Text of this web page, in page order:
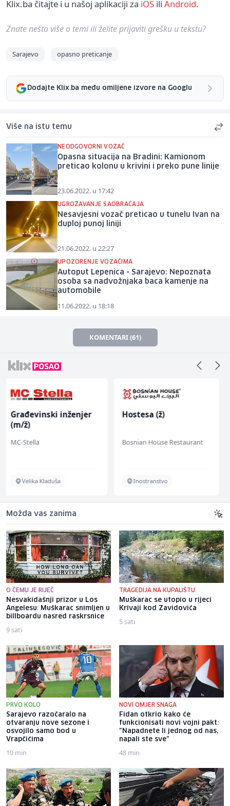
Klix.ba čitajte i u našoj aplikaciji za iOS ili Android.
Znate nešto više o temi ili želite prijaviti grešku u tekstu?
Sarajevo opasno preticanje
Dodajte Klix.ba među omiljene izvore na Googlu
Više na istu temu
NEODGOVORNI VOZAČ
Opasna situacija na Bradini: Kamionom
preticao kolonu u krivini i preko pune linije
23.06.2022. u 17:42
UGROŽAVANJE SAOBRAĆAJA
Nesavjesni vozač preticao u tunelu Ivan na
duploj punoj liniji
21.06.2022. u 22:27
UPOZORENJE VOZAČIMA
Autoput Lepenica - Sarajevo: Nepoznata
osoba sa nadvožnjaka baca kamenje na
automobile
11.06.2022. u 18:18
KOMENTARI (61)
Hostesa (ž)
Bosnian House Restaurant
Inostranstvo
Prodavač u školskoj
Slatko i Slano
Više lokacija
Možda vas zanima
O ČEMU JE RIJEČ
Nesvakidašnji prizor u Los
Angelesu: Muškarac snimljen u
billboardu nasred raskrsnice
9 sati
TRAGEDIJA NA KUPALIŠTU
Muškarac se utopio u rijeci
Krivaji kod Zavidovića
5 sati
PRVO KOLO
Sarajevo razočaralo na
otvaranju nove sezone i
osvojilo samo bod u
Vrapčićima
10 min
NOVI OMJER SNAGA
Fidan otkrio kako će
funkcionisati novi vojni pakt:
"Napadnete li jednog od nas,
napali ste sve"
48 min